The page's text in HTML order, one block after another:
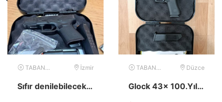
TABANCA İzmir
Sıfır denilebilecek Glock 19 Gen5
TABANCA Düzce
Glock 43x 100.Yıla Özel